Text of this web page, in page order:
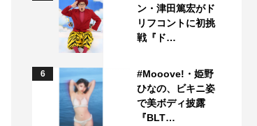
ン・津田篤宏がド
リフコントに初挑
戦『ド…
6
#Mooove!・姫野
ひなの、ビキニ姿
で美ボディ披露
『BLT…